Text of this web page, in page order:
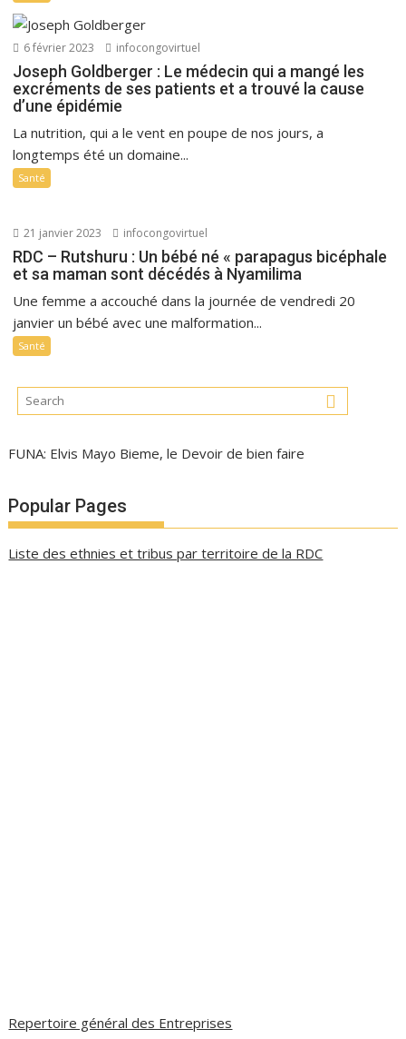
6 février 2023 infocongovirtuel
Joseph Goldberger : Le médecin qui a mangé les
excréments de ses patients et a trouvé la cause
d’une épidémie
La nutrition, qui a le vent en poupe de nos jours, a
longtemps été un domaine...
Santé
21 janvier 2023 infocongovirtuel
RDC – Rutshuru : Un bébé né « parapagus bicéphale
et sa maman sont décédés à Nyamilima
Une femme a accouché dans la journée de vendredi 20
janvier un bébé avec une malformation...
Santé
FUNA: Elvis Mayo Bieme, le Devoir de bien faire
Popular Pages
Liste des ethnies et tribus par territoire de la RDC
Repertoire général des Entreprises